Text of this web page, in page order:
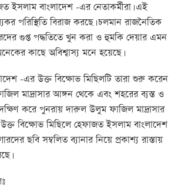
ইসলাম বাংলাদেশ -এর নেতাকর্মীরা। এই
পরিস্থিতি বিরাজ করছে। চলমান রাজনৈতিক
গুপ্ত পদ্ধতিতে খুন করা ও হুমকি দেয়ার এমন
কাছে অবিশ্বাস্য মনে হয়েছে।
-এর উক্ত বিক্ষোভ মিছিলটি তারা শুরু করেন
মাদ্রাসার আঙ্গন থেকে এবং শহরের ব্যস্ত ও
করে পুনরায় দারুল উলুম ফাজিল মাদ্রাসার
বিক্ষোভ মিছিলে হেফাজত ইসলাম বাংলাদেশ
ছবি সম্বলিত ব্যানার নিয়ে প্রকাশ্য রাস্তায়